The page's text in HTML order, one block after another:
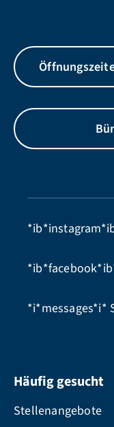
*i*messages*i*
Häufig gesucht
Stellenangebote